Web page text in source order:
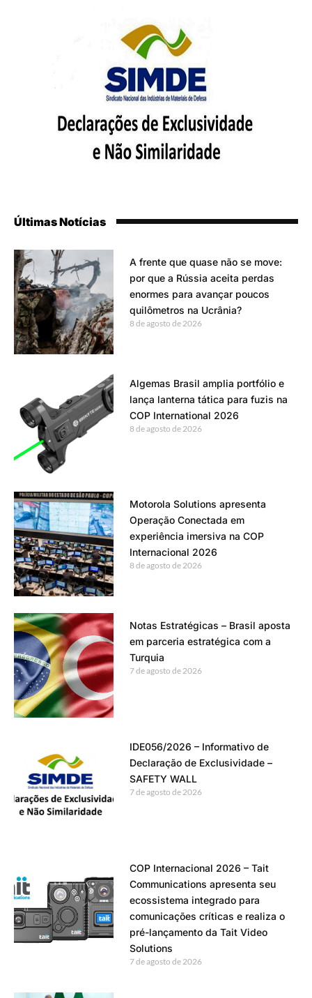
Últimas Notícias
A frente que quase não se move:
por que a Rússia aceita perdas
enormes para avançar poucos
quilômetros na Ucrânia?
8 de agosto de 2026
Algemas Brasil amplia portfólio e
lança lanterna tática para fuzis na
COP International 2026
8 de agosto de 2026
Motorola Solutions apresenta
Operação Conectada em
experiência imersiva na COP
Internacional 2026
8 de agosto de 2026
Notas Estratégicas – Brasil aposta
em parceria estratégica com a
Turquia
7 de agosto de 2026
IDE056/2026 – Informativo de
Declaração de Exclusividade –
SAFETY WALL
7 de agosto de 2026
COP Internacional 2026 – Tait
Communications apresenta seu
ecossistema integrado para
comunicações críticas e realiza o
pré-lançamento da Tait Video
Solutions
7 de agosto de 2026